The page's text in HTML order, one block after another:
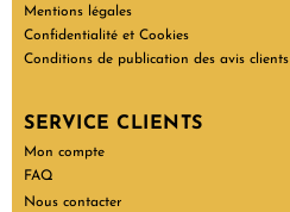
Mentions légales
Confidentialité et Cookies
Conditions de publication des avis clients
SERVICE CLIENTS
Mon compte
FAQ
Nous contacter